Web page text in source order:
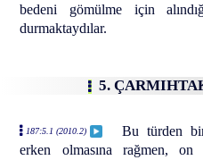
bedeni gömülme için
durmaktaydılar.
5.
187:5.1 (2010.2)
Bu türden
erken olmasına rağmen,